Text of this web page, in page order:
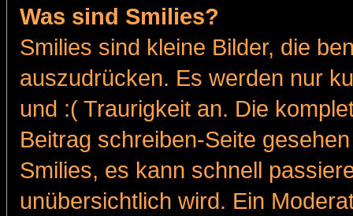
Was sind Smilies?
Smilies sind kleine Bilder, die
auszudrücken. Es werden nur
und :( Traurigkeit an. Die
Beitrag schreiben-Seite
Smilies, es kann schnell
unübersichtlich wird. Ein